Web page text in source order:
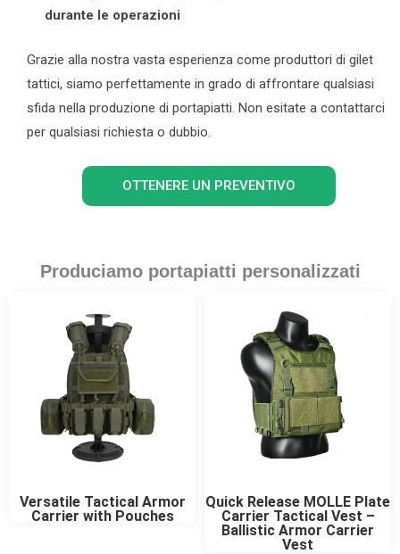
durante le operazioni
Grazie alla nostra vasta esperienza come produttori di gilet
tattici, siamo perfettamente in grado di affrontare qualsiasi
sfida nella produzione di portapiatti. Non esitate a contattarci
per qualsiasi richiesta o dubbio.
OTTENERE UN PREVENTIVO
Produciamo portapiatti personalizzati
Versatile Tactical Armor
Carrier with Pouches
Quick Release MOLLE Plate
Carrier Tactical Vest –
Ballistic Armor Carrier
Vest